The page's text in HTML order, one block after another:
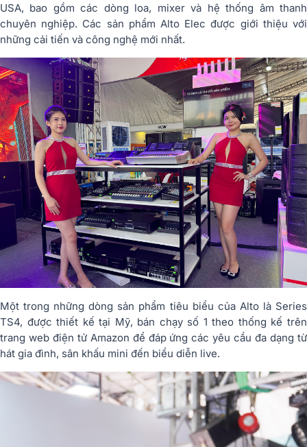
USA, bao gồm các dòng loa, mixer và hệ thống âm thanh
chuyên nghiệp. Các sản phẩm Alto Elec được giới thiệu với
những cải tiến và công nghệ mới nhất.
Một trong những dòng sản phẩm tiêu biểu của Alto là Series
TS4, được thiết kế tại Mỹ, bán chạy số 1 theo thống kế trên
trang web điện tử Amazon để đáp ứng các yêu cầu đa dạng từ
hát gia đình, sân khấu mini đến biểu diễn live.